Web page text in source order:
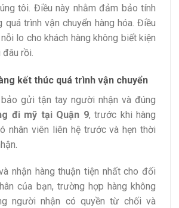
tôi. Điều này nhằm đảm bảo tính
quá trình vận chuyển hàng hóa. Điều
lo cho khách hàng không biết kiện
rồi.
kết thúc quá trình vận chuyển
gửi tận tay người nhận và đúng
đi mỹ tại Quận 9, trước khi hàng
nhân viên liên hệ trước và hẹn thời
nhận hàng thuận tiện nhất cho đối
của bạn, trường hợp hàng không
người nhận có quyền từ chối và